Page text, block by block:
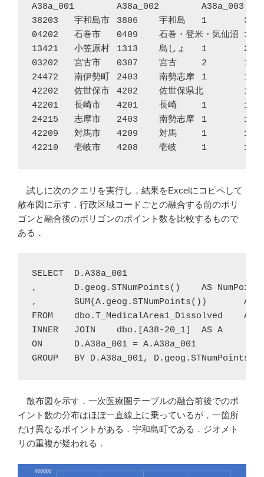
A38a_001	A38a_002	A38a_003	A38a_004	A38a_005	NumPoints
38203	宇和島市	3806	宇和島	1	357042
04202	石巻市	0409	石巻・登米・気仙沼	1	247920
13421	小笠原村	1313	島しょ	1	216572
03202	宮古市	0307	宮古	2	171549
24472	南伊勢町	2403	南勢志摩	1	168543
42202	佐世保市	4202	佐世保県北	1	144720
42201	長崎市	4201	長崎	1	140887
24215	志摩市	2403	南勢志摩	1	134213
42209	対馬市	4209	対馬	1	132132
42210	壱岐市	4208
試しに次のクエリを実行し，結果をExcelにコピペして
散布図に示す．行政区域コードごとの融合する前のポリ
ゴンと融合後のポリゴンのポイント数を比較するもので
ある．
SELECT	D.A38a_001
,	D.geog.STNumPoints()	AS NumPoints
,	SUM(A.geog.STNumPoints())	AS SumPoints
FROM	dbo.T_MedicalArea1_Dissolved	AS D
INNER	JOIN	dbo.[A38-20_1]	AS A
ON	D.A38a_001 = A.A38a_001
GROUP	BY D.A38a_001, D.geog.STNumPoints()
散布図を示す．一次医療圏テーブルの融合前後でのポ
イント数の分布はほぼ一直線上に乗っているが，一箇所
だけ異なるポイントがある．宇和島町である．ジオメト
リの重複が疑われる．